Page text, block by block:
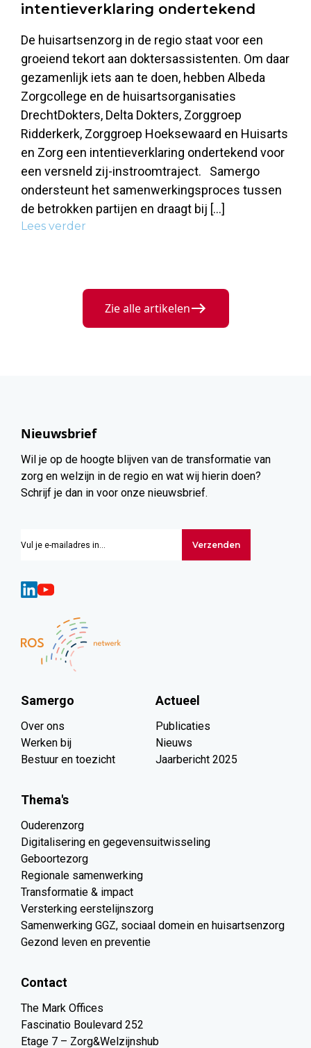
intentieverklaring ondertekend
De huisartsenzorg in de regio staat voor een
groeiend tekort aan doktersassistenten. Om daar
gezamenlijk iets aan te doen, hebben Albeda
Zorgcollege en de huisartsorganisaties
DrechtDokters, Delta Dokters, Zorggroep
Ridderkerk, Zorggroep Hoeksewaard en Huisarts
en Zorg een intentieverklaring ondertekend voor
een versneld zij-instroomtraject. Samergo
ondersteunt het samenwerkingsproces tussen
de betrokken partijen en draagt bij […]
Lees verder
Zie alle artikelen
Samergo
Over ons
Werken bij
Bestuur en toezicht
Actueel
Publicaties
Nieuws
Jaarbericht 2025
Thema's
Ouderenzorg
Digitalisering en gegevensuitwisseling
Geboortezorg
Regionale samenwerking
Transformatie & impact
Versterking eerstelijnszorg
Samenwerking GGZ, sociaal domein en huisartsenzorg
Gezond leven en preventie
Contact
The Mark Offices
Fascinatio Boulevard 252
Etage 7 – Zorg&Welzijnshub
Nieuwsbrief
Wil je op de hoogte blijven van de transformatie van
zorg en welzijn in de regio en wat wij hierin doen?
Schrijf je dan in voor onze nieuwsbrief.
Verzenden